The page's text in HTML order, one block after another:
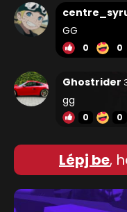
GG
0 0
Ghostrider
gg
0 0
Lépj be,